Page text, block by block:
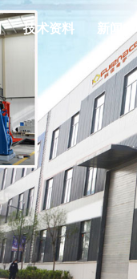
技术资料 新闻